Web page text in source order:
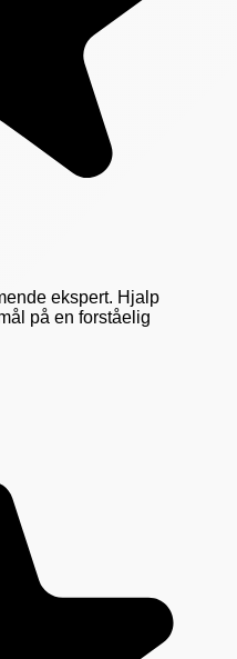
ekspert. Hjalp
på en forståelig